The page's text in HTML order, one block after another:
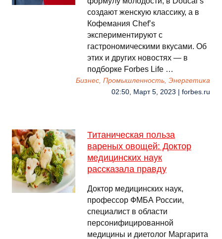
создают женскую классику, а в
Кофемания Chef’s
экспериментируют с
гастрономическими вкусами. Об
этих и других новостях — в
подборке Forbes Life …
Бизнес, Промышленность, Энергетика
02:50, Март 5, 2023 | forbes.ru
Титаническая польза
вареных овощей: Доктор
медицинских наук
рассказала правду
Доктор медицинских наук,
профессор ФМБА России,
специалист в области
персонифицированной
медицины и диетолог Маргарита